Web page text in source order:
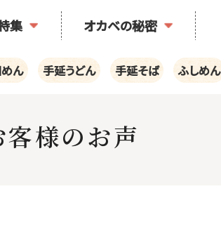
集 オカベの秘密
ん 手延うどん 手延そば ふしめん
客様のお声